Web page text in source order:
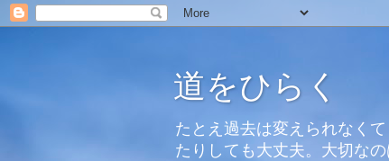
道をひらく
たとえ過去は変えられなく
たりしても大丈夫。大切な